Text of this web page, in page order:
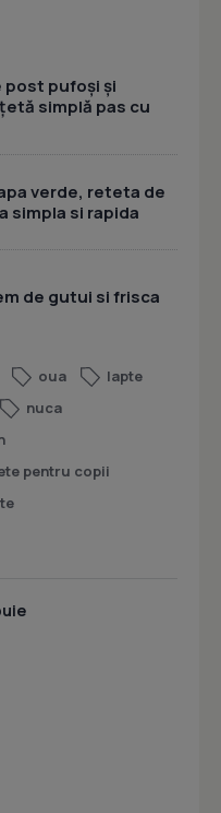
post pufoși și
simplă pas cu
verde, reteta de
simpla si rapida
de gutui si frisca
oua
lapte
nuca
pentru copii